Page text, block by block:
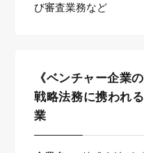
び審査業務など
《ベンチャー企業
戦略法務に携われ
業